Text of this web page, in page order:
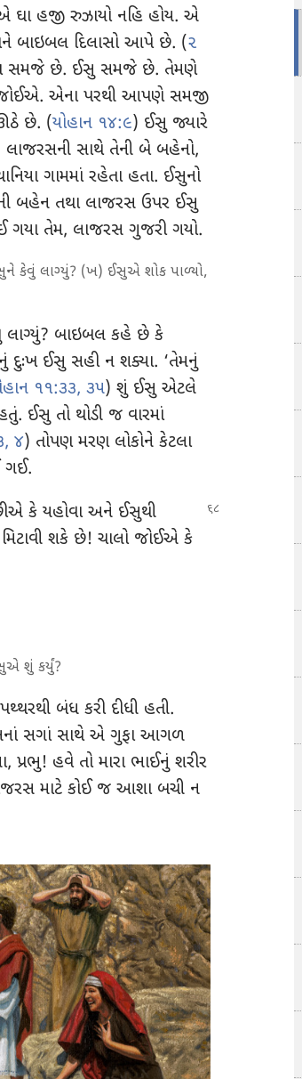
ઘા હજી રુઝાયો નહિ હોય. એ
બાઇબલ દિલાસો આપે છે. (૨
સમજે છે. ઈસુ સમજે છે. તેમણે
એના પરથી આપણે સમજી
છે. (યોહાન ૧૪:૯) ઈસુ જ્યારે
લાજરસની સાથે તેની બે બહેનો,
ગામમાં રહેતા હતા. ઈસુનો
બહેન તથા લાજરસ ઉપર ઈસુ
ગયા તેમ, લાજરસ ગુજરી ગયો.
કેવું લાગ્યું? (ખ) ઈસુએ શોક પાળ્યો,
લાગ્યું? બાઇબલ કહે છે કે
દુઃખ ઈસુ સહી ન શક્યા. ‘તેમનું
૧૧:૩૩, ૩૫) શું ઈસુ એટલે
ઈસુ તો થોડી જ વારમાં
૪) તોપણ મરણ લોકોને કેટલા
ગઈ.
કે યહોવા અને ઈસુથી
શકે છે! ચાલો જોઈએ કે
શું કર્યું?
બંધ કરી દીધી હતી.
સગાં સાથે એ ગુફા આગળ
પ્રભુ! હવે તો મારા ભાઈનું શરીર
માટે કોઈ જ આશા બચી ન